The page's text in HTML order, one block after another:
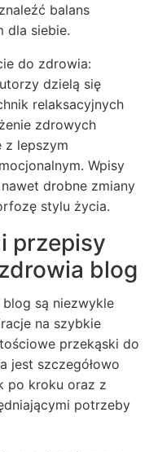
balans
dla siebie.
do zdrowia:
dzielą się
relaksacyjnych
zdrowych
z lepszym
Wpisy
drobne zmiany
stylu życia.
przepisy
blog
są niezwykle
na szybkie
przekąski do
jest szczegółowo
po kroku oraz z
potrzeby